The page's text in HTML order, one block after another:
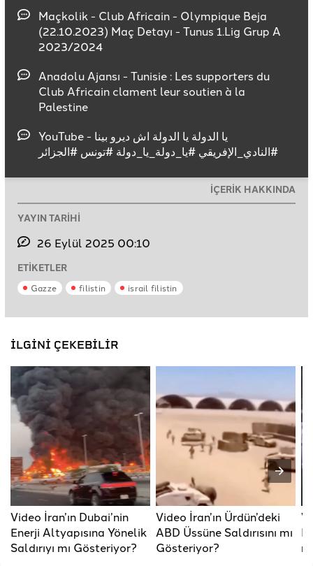
Maçkolik - Club Africain - Olympique Beja
(22.10.2023) Maç Detayı - Tunus 1.Lig Grup A
2023/2024
Anadolu Ajansı - Tunisie : Les supporters du
Club Africain clament leur soutien à la
Palestine
YouTube - يا الدولة يا الدولة اش ديرو بينا
#النادي_الإفريقي #يا_دولة_يا_دولة #تونس #الجزائر
İÇERİK HAKKINDA
YAYIN TARİHİ
26 Eylül 2025 00:10
ETİKETLER
Gazze filistin israil filistin
İLGİNİ ÇEKEBİLİR
Video İran’ın Dubai’nin
Enerji Altyapısına Yönelik
Saldırıyı mı Gösteriyor?
Video İran’ın Ürdün’deki
ABD Üssüne Saldırısını mı
Gösteriyor?